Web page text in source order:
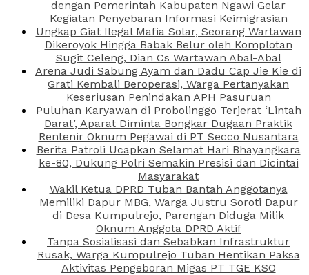
dengan Pemerintah Kabupaten Ngawi Gelar
Kegiatan Penyebaran Informasi Keimigrasian
Ungkap Giat Ilegal Mafia Solar, Seorang Wartawan
Dikeroyok Hingga Babak Belur oleh Komplotan
Sugit Celeng, Dian Cs Wartawan Abal-Abal
Arena Judi Sabung Ayam dan Dadu Cap Jie Kie di
Grati Kembali Beroperasi, Warga Pertanyakan
Keseriusan Penindakan APH Pasuruan
Puluhan Karyawan di Probolinggo Terjerat ‘Lintah
Darat’, Aparat Diminta Bongkar Dugaan Praktik
Rentenir Oknum Pegawai di PT Secco Nusantara
Berita Patroli Ucapkan Selamat Hari Bhayangkara
ke-80, Dukung Polri Semakin Presisi dan Dicintai
Masyarakat
Wakil Ketua DPRD Tuban Bantah Anggotanya
Memiliki Dapur MBG, Warga Justru Soroti Dapur
di Desa Kumpulrejo, Parengan Diduga Milik
Oknum Anggota DPRD Aktif
Tanpa Sosialisasi dan Sebabkan Infrastruktur
Rusak, Warga Kumpulrejo Tuban Hentikan Paksa
Aktivitas Pengeboran Migas PT TGE KSO